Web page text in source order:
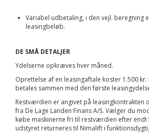
Variabel udbetaling, i den vejl. beregning
leasingbeløb.
DE SMÅ DETALJER
Ydelserne opkræves hver måned.
Oprettelse af en leasingaftale koster 1.500 kr.
betales sammen med den første
Restværdien er angivet på leasingkontrakten
fra De Lage Landen Finans A/S. Vælger du
købe maskinerne fri til restværdien efter endt
udstyret returneres til Nimalift i